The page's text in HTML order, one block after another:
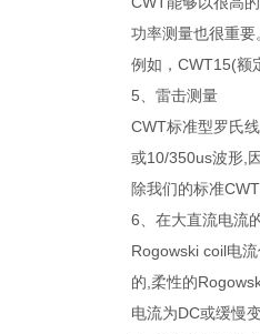
功率测量也很重要
例如，CWT15(额
5、雷击测量
CWT标准型罗氏
或10/350us波形,
除我们的标准
6、在大直流电流
Rogowski coil电
的,柔性的
电流为DC或缓慢